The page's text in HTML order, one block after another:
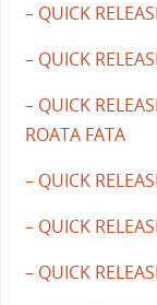
– QUICK
– QUICK
– QUICK
ROATA FATA
– QUICK
– QUICK
– QUICK